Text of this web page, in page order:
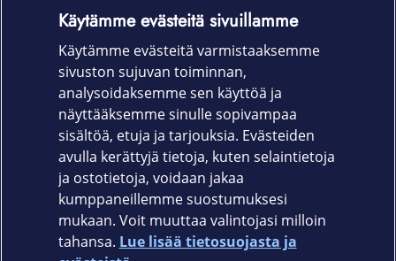
pirstaleiden syntymisen. Myös lika ja pöly jäävät
kalvon ulkopuolelle. Ohut suojakalvo ei vaikuta
laitteen kosketusominaisuuksiin.
Tuotekoodi
861-1404
Käytämme evästeitä sivuillamme
Käytämme evästeitä varmistaaksemme
sivuston sujuvan toiminnan,
analysoidaksemme sen käyttöä ja
näyttääksemme sinulle sopivampaa
sisältöä, etuja ja tarjouksia. Evästeiden
avulla kerättyjä tietoja, kuten selaintietoja
ja ostotietoja, voidaan jakaa
kumppaneillemme suostumuksesi
mukaan. Voit muuttaa valintojasi milloin
tahansa. Lue lisää tietosuojasta ja